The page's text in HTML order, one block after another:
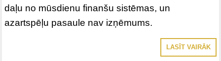
daļu no mūsdienu finanšu sistēmas, un
azartspēļu pasaule nav izņēmums.
LASĪT VAIRĀK